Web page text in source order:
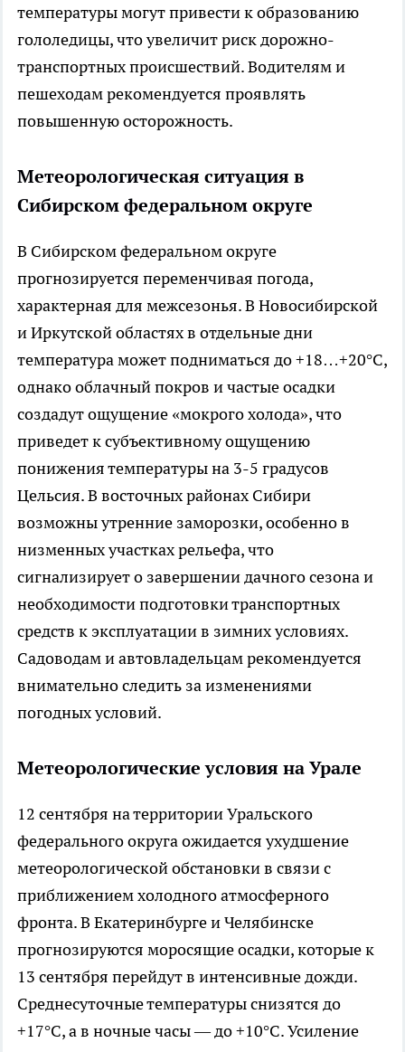
температуры могут привести к образованию
гололедицы, что увеличит риск дорожно-
транспортных происшествий. Водителям и
пешеходам рекомендуется проявлять
повышенную осторожность.
Метеорологическая ситуация в
Сибирском федеральном округе
В Сибирском федеральном округе
прогнозируется переменчивая погода,
характерная для межсезонья. В Новосибирской
и Иркутской областях в отдельные дни
температура может подниматься до +18…+20°C,
однако облачный покров и частые осадки
создадут ощущение «мокрого холода», что
приведет к субъективному ощущению
понижения температуры на 3-5 градусов
Цельсия. В восточных районах Сибири
возможны утренние заморозки, особенно в
низменных участках рельефа, что
сигнализирует о завершении дачного сезона и
необходимости подготовки транспортных
средств к эксплуатации в зимних условиях.
Садоводам и автовладельцам рекомендуется
внимательно следить за изменениями
погодных условий.
Метеорологические условия на Урале
12 сентября на территории Уральского
федерального округа ожидается ухудшение
метеорологической обстановки в связи с
приближением холодного атмосферного
фронта. В Екатеринбурге и Челябинске
прогнозируются моросящие осадки, которые к
13 сентября перейдут в интенсивные дожди.
Среднесуточные температуры снизятся до
+17°C, а в ночные часы — до +10°C. Усиление